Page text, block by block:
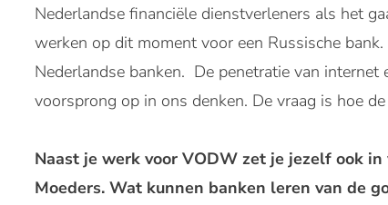
Nederlandse financiële dienstverleners als het
werken op dit moment voor een Russische
Nederlandse banken. De penetratie van
voorsprong op in ons denken. De vraag is hoe
Naast je werk voor VODW zet je jezelf ook
Moeders. Wat kunnen banken leren van de